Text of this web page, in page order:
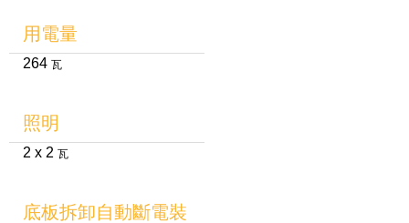
用電量
264 瓦
照明
2 x 2 瓦
底板拆卸自動斷電裝